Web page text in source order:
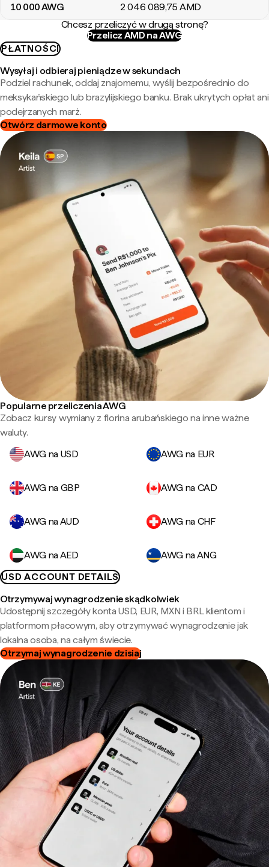
10 000AWG 2 046 089,75 AMD
Chcesz przeliczyć w drugą stronę?
Przelicz AMD na AWG
PŁATNOŚCI
Wysyłaj i odbieraj pieniądze w sekundach
Podziel rachunek, oddaj znajomemu, wyślij bezpośrednio do
meksykańskiego lub brazylijskiego banku. Brak ukrytych opłat ani
podejrzanych marż.
Otwórz darmowe konto
Popularne przeliczenia AWG
Zobacz kursy wymiany z florina arubańskiego na inne ważne
waluty.
AWG na USD
AWG na EUR
AWG na GBP AWG na CAD
AWG na AUD AWG na CHF
AWG na AED
AWG na ANG
USD ACCOUNT DETAILS
Otrzymywaj wynagrodzenie skądkolwiek
Udostępnij szczegóły konta USD, EUR, MXN i BRL klientom i
platformom płacowym, aby otrzymywać wynagrodzenie jak
lokalna osoba, na całym świecie.
Otrzymaj wynagrodzenie dzisiaj